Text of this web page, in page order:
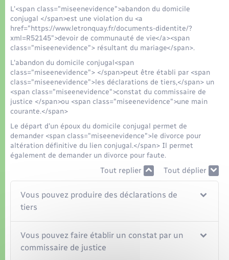
L'<span class="miseenevidence">abandon du domicile
conjugal </span>est une violation du <a
href="https://www.letronquay.fr/documents-didentite/?
xml=R52145">devoir de communauté de vie</a><span
class="miseenevidence"> résultant du mariage</span>.
L'abandon du domicile conjugal<span
class="miseenevidence"> </span>peut être établi par <span
class="miseenevidence">les déclarations de tiers,</span> un
<span class="miseenevidence">constat du commissaire de
justice </span>ou <span class="miseenevidence">une main
courante.</span>
Le départ d'un époux du domicile conjugal permet de
demander <span class="miseenevidence">le divorce pour
altération définitive du lien conjugal.</span> Il permet
également de demander un divorce pour faute.
Tout replier Tout déplier
Vous pouvez produire des déclarations de
tiers
Vous pouvez faire établir un constat par un
commissaire de justice